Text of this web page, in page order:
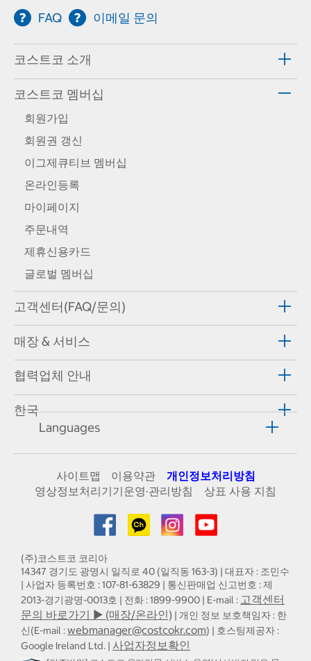
FAQ 이메일 문의
코스트코 소개
코스트코 멤버십
회원가입
회원권 갱신
이그제큐티브 멤버십
온라인등록
마이페이지
주문내역
제휴신용카드
글로벌 멤버십
고객센터(FAQ/문의)
매장 & 서비스
협력업체 안내
한국
Languages
사이트맵 이용약관
개인정보처리방침
영상정보처리기기운영·관리방침
상표 사용 지침
(주)코스트코 코리아
14347 경기도 광명시 일직로 40 (일직동 163-3) | 대표자 : 조민수
| 사업자 등록번호 : 107-81-63829 | 통신판매업 신고번호 : 제
2013-경기광명-0013호 | 전화 : 1899-9900 | E-mail : 고객센터
문의 바로가기 ▶ (매장/온라인) | 개인 정보 보호책임자 : 한
신(E-mail :webmanager@costcokr.com) | 호스팅제공자 :
Google Ireland Ltd. | 사업자정보확인